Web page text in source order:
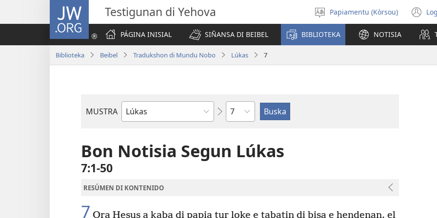
JW.ORG Testigunan di Yehova
Skohe
Idioma
Papiamentu (Kòrsou)
PÁGINA INISIAL
SIÑANSA DI BEIBEL BIBLIOTEKA NOTISIA
Biblioteka Beibel Tradukshon di Mundu Nobo Lúkas 7
MUSTRA
Buki
Kapítulo
Bon Notisia Segun Lúkas
7:1-50
RESÚMEN DI KONTENIDO
7 Ora Hesus a kaba di papia tur loke e tabatin di bisa e hendenan, el